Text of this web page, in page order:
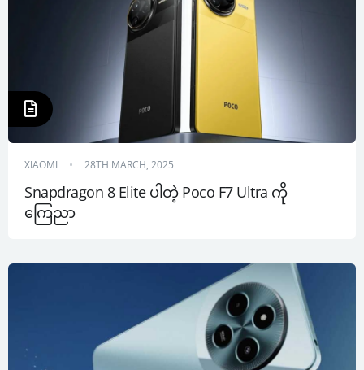
XIAOMI 28TH MARCH, 2025
Snapdragon 8 Elite ပါတဲ့ Poco F7 Ultra ကို
ကြေညာ